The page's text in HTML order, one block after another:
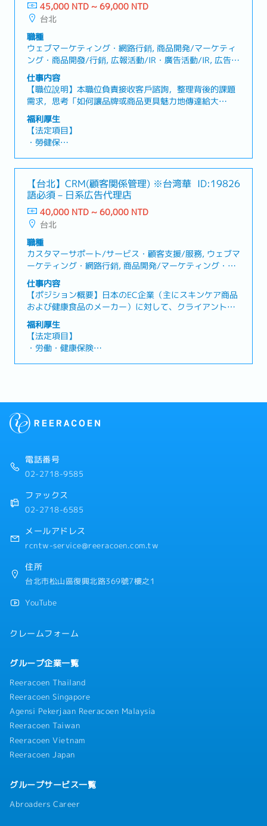
【会社独自の福利厚生】
・賞与：年2回（平均0.5～2.5か月分、個人評価および
会社業績により変動）
・人事評価による昇給制度（年2回）
・柔軟な在宅勤務制度（入社半年後より、週1日のリモ
ートワーク可）
・入社日より特別休暇3日付与
・バースデー休暇（勤続1年以上で、誕生日の前後1か月
以内に取得可能）
・結婚記念日休暇
・夏季休暇2日（新入社員の場合、6月末までに試用期間
を終了していることが条件）
動希望を提出可能）
・新人研修、Skill Map育成制度
・業務改善提案制度（提案1件につき100円支給）
・健康診断：2年に1回
45,000 NTD ~ 69,000 NTD
台北
職種
ウェブマーケティング・網路行銷, 商品開発/マーケティ
ング・商品開發/行銷, 広報活動/IR・廣告活動/IR, 広告/
プロモーション・廣告/宣傳
仕事内容
【職位說明】本職位負責接收客戶諮詢，整理背後的課題
需求，思考「如何讓品牌或商品更具魅力地傳達給大
眾」，並負責從企劃、提案到執行的全程整合。不只是單
純的執行者，而是需與客戶並肩合作，串聯公司內部的企
劃、製作與營運團隊，推動整個專案向前邁進。【工作內
容】・客戶需求訪談及問題整理・制定行銷策略、品牌訴
求與促銷企劃・撰寫提案書、企劃書及進行簡報・專案進
與導向・市場調查、競合調查與趨勢分析・根據數據進行
成效驗證與改善建議・提升品牌價值與商品價值的企劃立
案與提案
福利厚生
【法定項目】
・勞健保
・各種休假（特別休假、婚假、喪假、生理假、產檢假、
陪產假、產假、育嬰假）
・退休金
【公司福利】
・年終獎金（依個人表現及公司業績浮動）
・人事考核調薪制度（1年2次）
・彈性居家辦公制度（在職半年後，享有1週1天遠端工
作）
・入社日起即享有3天特休
・生日假（在職滿一年後，生日的前後1個月內可獲得生
日假）
・結婚紀念日假
・暑假2日（若為新進同仁，需於6月底前通過試用期）
・Refresh休假（在籍1年以上3天，2年以上每年5天）
・Job Change制度
【台北】CRM(顧客関係管理) ※台湾華
語必須－日系広告代理店
ID:19826
40,000 NTD ~ 60,000 NTD
台北
職種
カスタマーサポート/サービス・顧客支援/服務, ウェブマ
ーケティング・網路行銷, 商品開発/マーケティング・商
品開發/行銷, 広告/プロモーション・廣告/宣傳
仕事内容
【ポジション概要】日本のEC企業（主にスキンケア商品
および健康食品のメーカー）に対して、クライアントと
のコミュニケーションを図り、既存顧客のリピート購入
を促す仕組みを構築し、LTV（Life Time Value／顧客生
涯価値）の向上を目指すマーケティング戦略および施策
の企画・実行を行います。また、台湾市場のトレンドや
クライアント企業の変化を常に観察し、長期的な視点で
て、商品のリピート促進に関するマーケティング提案を
実施・クライアントのCRM領域のコンサルタントとし
て、消費者行動データを分析し、改善策を提案・DM、メ
センターなどと連携し、社内外の調整を担当
福利厚生
【法定項目】
・労働・健康保険
【会社独自の福利厚生】
・年2回の賞与支給（個人の評価および会社業績により
・人事評価に基づく昇給制度：年2回
・在宅勤務制度：週1日（入社半年後より利用可能）
・ライフスタイルの変化に応じた柔軟な勤務形態
・誕生日休暇
・夏季休暇：2日（新入社員は6月末までに試用期間を通
過する必要あり）
年5日
・社内異動制度
・新人研修、スキルマップに基づく育成制度
・社内図書館（書籍購入費は会社負担）
・業務改善提案制度
電話番号
02-2718-9585
ファックス
02-2718-6585
メールアドレス
rcntw-service@reeracoen.com.tw
住所
台北市松山區復興北路369號7樓之1
YouTube
クレームフォーム
グループ企業一覧
Reeracoen Thailand
Reeracoen Singapore
Agensi Pekerjaan Reeracoen Malaysia
Reeracoen Taiwan
Reeracoen Vietnam
Reeracoen Japan
グループサービス一覧
Abroaders Career